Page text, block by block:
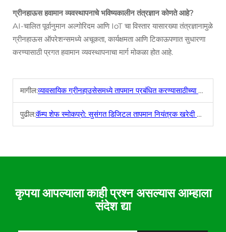
ग्रीनहाऊस हवामान व्यवस्थापनाचे भविष्यकालीन तंत्रज्ञान कोणते आहे?
AI-चालित पूर्वानुमान अल्गोरिदम आणि IoT चा विस्तार यासारख्या तंत्रज्ञानामुळे
ग्रीनहाऊस ऑपरेशन्समध्ये अचूकता, कार्यक्षमता आणि टिकाऊपणात सुधारणा
करण्यासाठी प्रगत हवामान व्यवस्थापनाचा मार्ग मोकळा होत आहे.
मागील:व्यावसायिक ग्रीनहाउसेसमध्ये तापमान प्रबंधित करण्यासाठीच्या श्रेष्ठ उपकरणांनी व व्यवस्थांनी
पुढील:कॅम्प शेफ स्मोकप्रो: सुसंगत डिजिटल तापमान नियंत्रक खरेदी करण्याची जागा
कृपया आपल्याला काही प्रश्न असल्यास आम्हाला
संदेश द्या